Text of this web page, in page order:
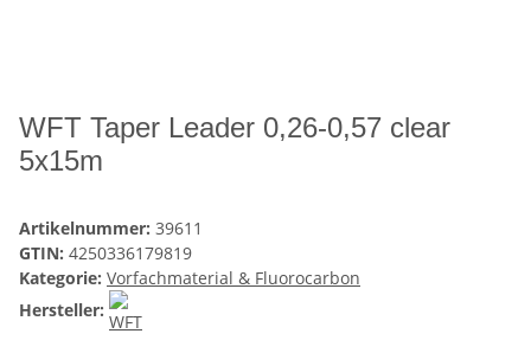
WFT Taper Leader 0,26-0,57 clear
5x15m
Artikelnummer: 39611
GTIN: 4250336179819
Kategorie: Vorfachmaterial & Fluorocarbon
Hersteller: